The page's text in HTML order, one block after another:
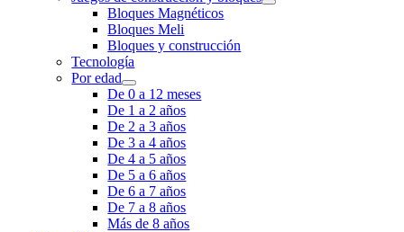
Bloques Magnéticos
Bloques Meli
Bloques y construcción
Tecnología
Por edad
De 0 a 12 meses
De 1 a 2 años
De 2 a 3 años
De 3 a 4 años
De 4 a 5 años
De 5 a 6 años
De 6 a 7 años
De 7 a 8 años
Más de 8 años